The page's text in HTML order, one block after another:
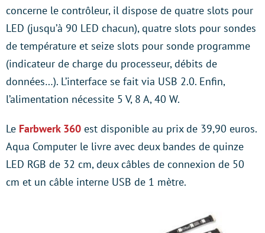
concerne le contrôleur, il dispose de quatre slots pour
LED (jusqu’à 90 LED chacun), quatre slots pour sondes
de température et seize slots pour sonde programme
(indicateur de charge du processeur, débits de
données…). L’interface se fait via USB 2.0. Enfin,
l’alimentation nécessite 5 V, 8 A, 40 W.
Le Farbwerk 360 est disponible au prix de 39,90 euros.
Aqua Computer le livre avec deux bandes de quinze
LED RGB de 32 cm, deux câbles de connexion de 50
cm et un câble interne USB de 1 mètre.